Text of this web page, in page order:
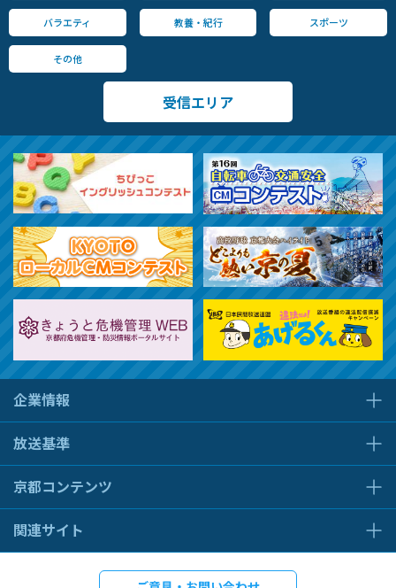
バラエティ 教養・紀行 スポーツ
その他
受信エリア
企業情報
放送基準
京都コンテンツ
関連サイト